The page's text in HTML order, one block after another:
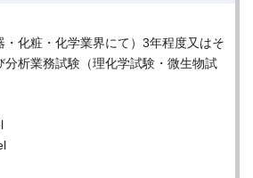
・化粧・化学業界にて）3年程度又はそ
分析業務試験（理化学試験・微生物試